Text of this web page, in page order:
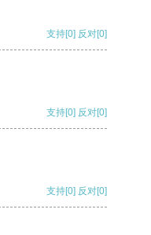
支持[0] 反对[0]
支持[0] 反对[0]
支持[0] 反对[0]